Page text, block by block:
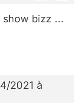
show bizz ...
2021 à